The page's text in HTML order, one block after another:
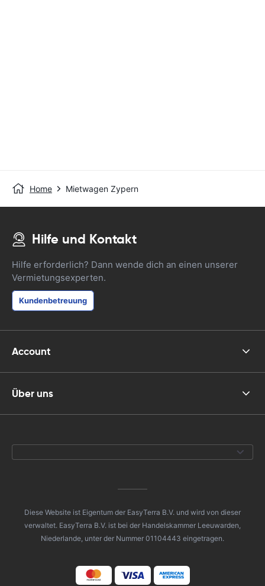
Home Mietwagen Zypern
Hilfe und Kontakt
Hilfe erforderlich? Dann wende dich an einen unserer
Vermietungsexperten.
Kundenbetreuung
Account
Über uns
Diese Website ist Eigentum der EasyTerra B.V. und wird von dieser
verwaltet. EasyTerra B.V. ist bei der Handelskammer Leeuwarden,
Niederlande, unter der Nummer 01104443 eingetragen.